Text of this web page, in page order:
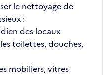
le nettoyage de
:
des locaux
toilettes, douches,
mobiliers, vitres